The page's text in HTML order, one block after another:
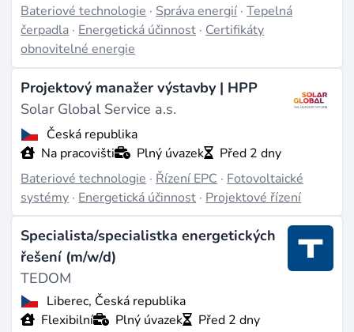
Žádané role a dovednosti
Mezi nejčastěji inzerované pozice patří testovací
inženýr baterií, technik fotovoltaiky a bateriových
úložišť, bezpečnostní inženýr pro bateriové systémy,
procesní inženýr a vývojový inženýr. Průzkum z roku
2024 ukázal, že 82 % bateriových firem hlásí
nedostatek kvalifikovaných uchazečů. Největší
mezery jsou v elektrochemii, chemii baterií, řízení
bateriových systémů a návrhu výrobních procesů.
lithium-iontových
bateriís výkonovou elektronikou nebo integrací do
sítě, jsou nejhůře dostupní.
Kam obor směřuje
Bateriové technologie · Správa energií ·Tepelná
čerpadla · Energetická účinnost · Certifikáty
obnovitelné energie
Projektový manažer výstavby | HPP
Solar Global Service a.s.
Česká republika
Na pracovišti
Plný úvazek
Před 2 dny
Bateriové technologie · Řízení EPC · Fotovoltaické
systémy · Energetická účinnost · Projektové řízení
Specialista/specialistka energetických
řešení (m/w/d)
TEDOM
Liberec, Česká republika
Flexibilní
Plný úvazek
Před 2 dny